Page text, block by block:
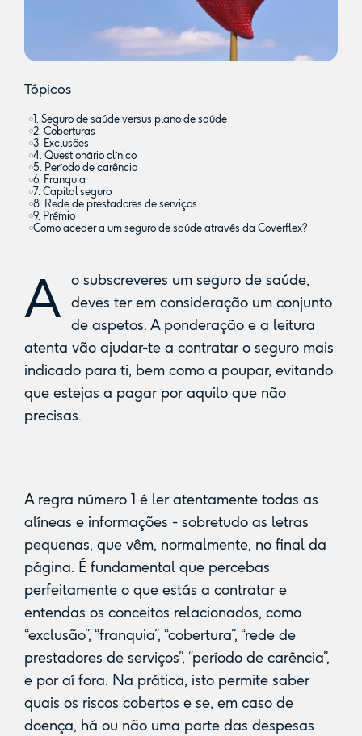
Tópicos
1. Seguro de saúde versus plano de saúde
2. Coberturas
3. Exclusões
4. Questionário clínico
5. Período de carência
6. Franquia
7. Capital seguro
8. Rede de prestadores de serviços
9. Prémio
Como aceder a um seguro de saúde através da Coverflex?
A o subscreveres um seguro de saúde,
deves ter em consideração um conjunto
de aspetos. A ponderação e a leitura
atenta vão ajudar-te a contratar o seguro mais
indicado para ti, bem como a poupar, evitando
que estejas a pagar por aquilo que não
precisas.
A regra número 1 é ler atentamente todas as
alíneas e informações - sobretudo as letras
pequenas, que vêm, normalmente, no final da
página. É fundamental que percebas
perfeitamente o que estás a contratar e
entendas os conceitos relacionados, como
“exclusão”, “franquia”, “cobertura”, “rede de
prestadores de serviços”, “período de carência”,
e por aí fora. Na prática, isto permite saber
quais os riscos cobertos e se, em caso de
doença, há ou não uma parte das despesas